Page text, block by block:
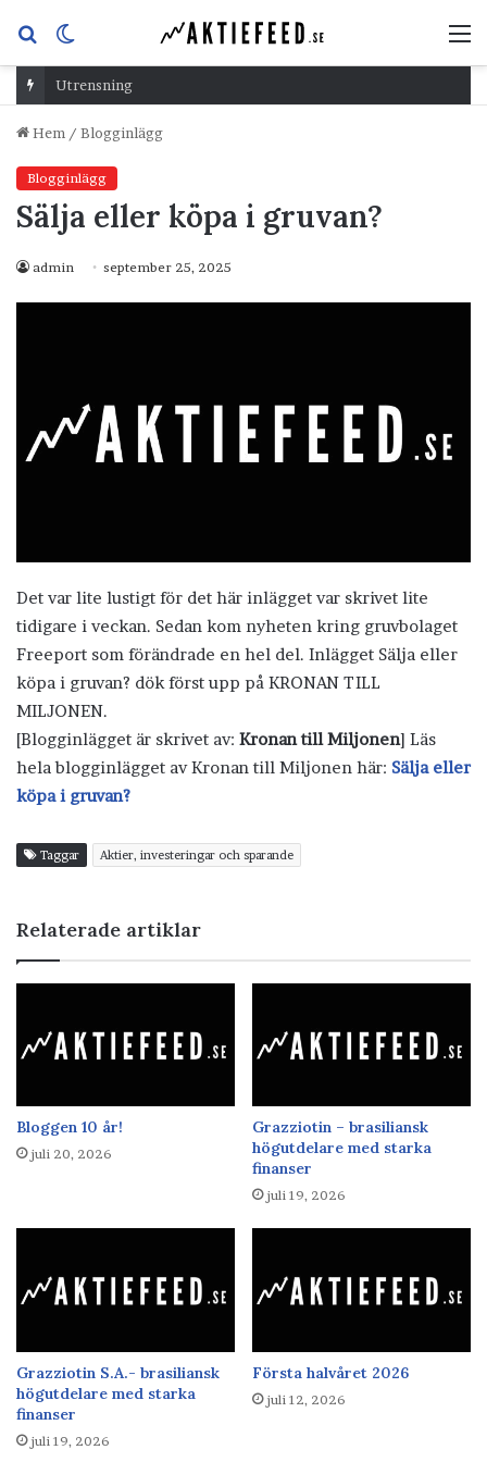
Sök
efterskin
Utrensning
Hem / Blogginlägg
Blogginlägg
Sälja eller köpa i gruvan?
admin september 25, 2025
Det var lite lustigt för det här inlägget var skrivet lite
tidigare i veckan. Sedan kom nyheten kring gruvbolaget
Freeport som förändrade en hel del. Inlägget Sälja eller
köpa i gruvan? dök först upp på KRONAN TILL
MILJONEN.
[Blogginlägget är skrivet av: Kronan till Miljonen] Läs
hela blogginlägget av Kronan till Miljonen här: Sälja eller
köpa i gruvan?
Taggar Aktier, investeringar och sparande
Relaterade artiklar
Bloggen 10 år!
juli 20, 2026
Grazziotin – brasiliansk
högutdelare med starka
finanser
juli 19, 2026
Grazziotin S.A.- brasiliansk
högutdelare med starka
finanser
juli 19, 2026
Första halvåret 2026
juli 12, 2026